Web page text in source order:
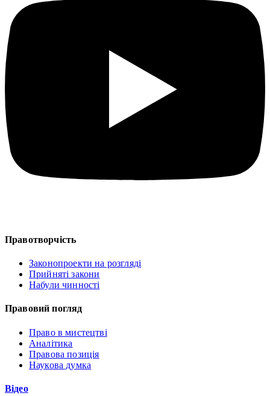
Правотворчість
Законопроекти на розгляді
Прийняті закони
Набули чинності
Правовий погляд
Право в мистецтві
Аналітика
Правова позиція
Наукова думка
Відео